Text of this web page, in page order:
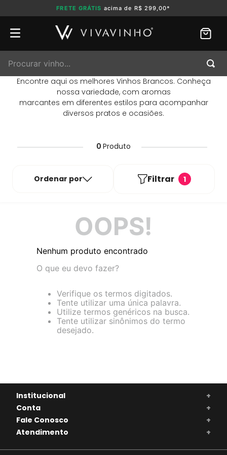
FRETE GRÁTIS acima de R$ 299,00*
Encontre aqui os melhores Vinhos Brancos. Conheça
nossa variedade, com aromas
marcantes em diferentes estilos para acompanhar
diversos pratos e ocasiões.
0 Produto
Ordenar por Filtrar 1
OOPS!
Nenhum produto encontrado
O que eu devo fazer?
Verifique os termos digitados.
Tente utilizar uma única palavra.
Utilize termos genéricos na busca.
Tente utilizar sinônimos do termo
desejado.
Institucional
+
Conta
+
Fale Conosco
+
Atendimento
+